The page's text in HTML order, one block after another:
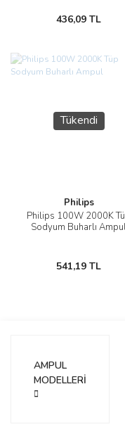
436,09 TL
Tükendi
Philips
Philips 100W 2000K
Sodyum Buharlı
541,19 TL
AMPUL
MODELLERİ